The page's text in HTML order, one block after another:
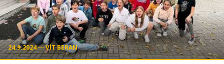
24.9.2024 ― VÍT BERAN